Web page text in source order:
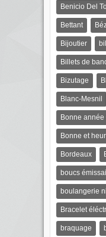
Benicio Del
Bettant
Bijoutier
Billets de
Bizutage
Blanc-Mesnil
Bonne année
Bonne et
Bordeaux
boucs
boulangerie
Bracelet
braquage